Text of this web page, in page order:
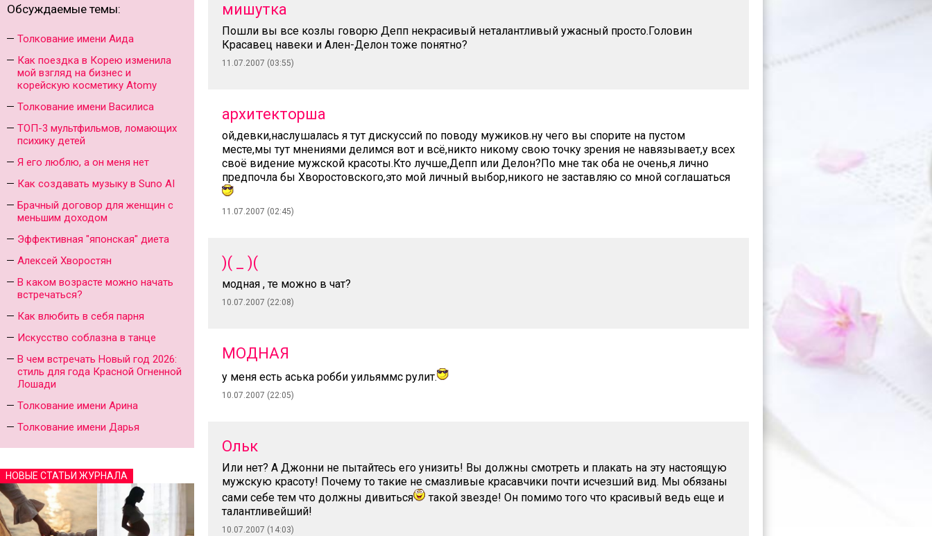
Обсуждаемые темы:
Толкование имени Аида
Как поездка в Корею изменила
мой взгляд на бизнес и
корейскую косметику Atomy
Толкование имени Василиса
ТОП-3 мультфильмов, ломающих
психику детей
Я его люблю, а он меня нет
Как создавать музыку в Suno AI
Брачный договор для женщин с
меньшим доходом
Эффективная "японская" диета
Алексей Хворостян
В каком возрасте можно начать
встречаться?
Как влюбить в себя парня
Искусство соблазна в танце
В чем встречать Новый год 2026:
стиль для года Красной Огненной
Лошади
Толкование имени Арина
Толкование имени Дарья
НОВЫЕ СТАТЬИ ЖУРНАЛА
мишутка
Пошли вы все козлы говорю Депп некрасивый неталантливый ужасный просто.Головин
Красавец навеки и Ален-Делон тоже понятно?
11.07.2007 (03:55)
архитекторша
ой,девки,наслушалась я тут дискуссий по поводу мужиков.ну чего вы спорите на пустом
месте,мы тут мнениями делимся вот и всё,никто никому свою точку зрения не навязывает,у всех
своё видение мужской красоты.Кто лучше,Депп или Делон?По мне так оба не очень,я лично
предпочла бы Хворостовского,это мой личный выбор,никого не заставляю со мной соглашаться
11.07.2007 (02:45)
)( _ )(
модная , те можно в чат?
10.07.2007 (22:08)
МОДНАЯ
у меня есть аська робби уильяммс рулит.
10.07.2007 (22:05)
Ольк
Или нет? А Джонни не пытайтесь его унизить! Вы должны смотреть и плакать на эту настоящую
мужскую красоту! Почему то такие не смазливые красавчики почти исчезший вид. Мы обязаны
сами себе тем что должны дивиться
такой звезде! Он помимо того что красивый ведь еще и
талантливейший!
10.07.2007 (14:03)